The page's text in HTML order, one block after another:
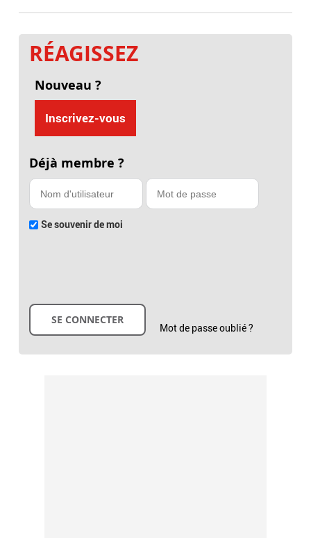
RÉAGISSEZ
Nouveau ?
Inscrivez-vous
Déjà membre ?
Se souvenir de moi
Mot de passe oublié ?